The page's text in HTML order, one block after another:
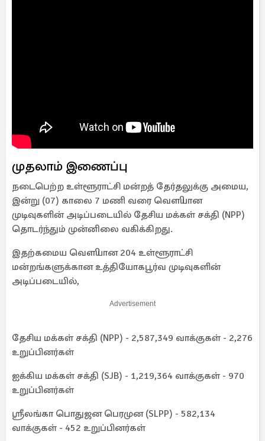
முதலாம் இணைப்பு
நடைபெற்ற உள்ளூராட்சி மன்றத் தேர்தலுக்கு அமைய,
இன்று (07) காலை 7 மணி வரை வௌியான
முடிவுகளின் அடிப்படையில் தேசிய மக்கள் சக்தி (NPP)
தொடர்ந்தும் முன்னிலை வகிக்கிறது.
இதற்கமைய வௌியான 204 உள்ளூராட்சி
மன்றங்களுக்கான உத்தியோகபூர்வ முடிவுகளின்
அடிப்படையில்,
Advertisement
தேசிய மக்கள் சக்தி (NPP) - 2,587,349 வாக்குகள் - 2,276
உறுப்பினர்கள்
ஐக்கிய மக்கள் சக்தி (SJB) - 1,219,364 வாக்குகள் - 970
உறுப்பினர்கள்
ஶ்ரீலங்கா பொதுஜன பெரமுன (SLPP) - 582,134
வாக்குகள் - 452 உறுப்பினர்கள்